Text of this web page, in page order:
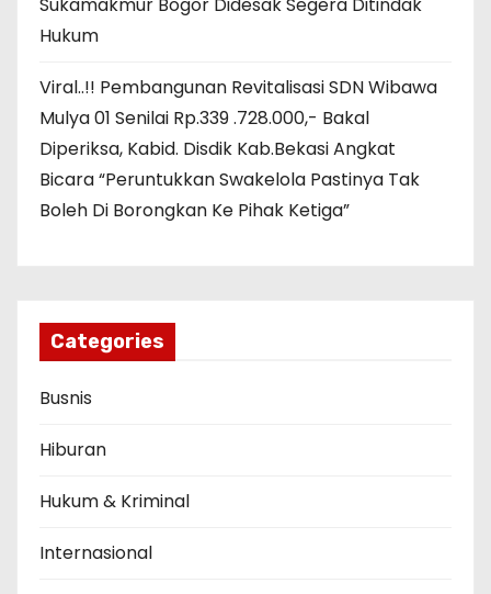
Sukamakmur Bogor Didesak Segera Ditindak
Hukum
Viral..!! Pembangunan Revitalisasi SDN Wibawa
Mulya 01 Senilai Rp.339 .728.000,- Bakal
Diperiksa, Kabid. Disdik Kab.Bekasi Angkat
Bicara “Peruntukkan Swakelola Pastinya Tak
Boleh Di Borongkan Ke Pihak Ketiga”
Categories
Busnis
Hiburan
Hukum & Kriminal
Internasional